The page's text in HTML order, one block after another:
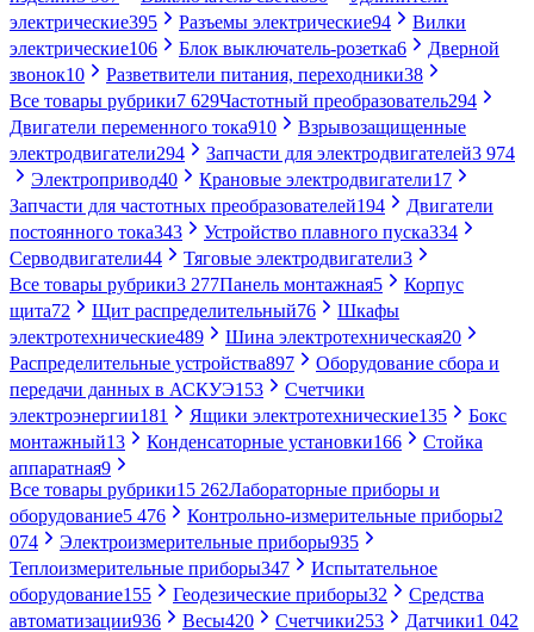
электрические395 Разъемы электрические94
Вилки
электрические106 Блок выключатель-розетка6
Дверной
звонок10 Разветвители питания, переходники38
Все товары рубрики7 629Частотный преобразователь294
Двигатели переменного тока910
Взрывозащищенные
электродвигатели294 Запчасти для электродвигателей3 974
Электропривод40 Крановые электродвигатели17
Запчасти для частотных преобразователей194
Двигатели
постоянного тока343 Устройство плавного пуска334
Серводвигатели44 Тяговые электродвигатели3
Все товары рубрики3 277Панель монтажная5
Корпус
щита72 Щит распределительный76
Шкафы
электротехнические489 Шина электротехническая20
Распределительные устройства897
Оборудование сбора и
передачи данных в АСКУЭ153
Счетчики
электроэнергии181 Ящики электротехнические135
Бокс
монтажный13 Конденсаторные установки166
Стойка
аппаратная9
Все товары рубрики15 262Лабораторные приборы и
оборудование5 476 Контрольно-измерительные приборы2
074
Электроизмерительные приборы935
Теплоизмерительные приборы347
Испытательное
оборудование155 Геодезические приборы32
Средства
автоматизации936 Весы420 Счетчики253 Датчики1 042